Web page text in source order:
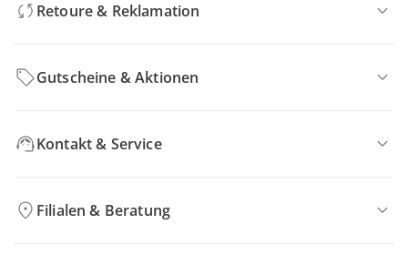
Retoure & Reklamation
Gutscheine & Aktionen
Kontakt & Service
Filialen & Beratung